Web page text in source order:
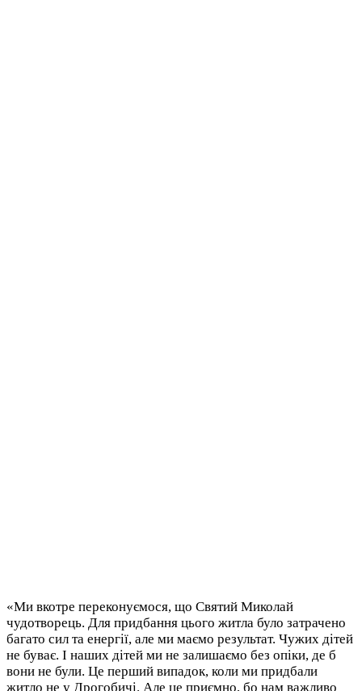
«Ми вкотре переконуємося, що Святий Миколай
чудотворець. Для придбання цього житла було затрачено
багато сил та енергії, але ми маємо результат. Чужих дітей
не буває. І наших дітей ми не залишаємо без опіки, де б
вони не були. Це перший випадок, коли ми придбали
житло не у Дрогобичі. Але це приємно, бо нам важливо